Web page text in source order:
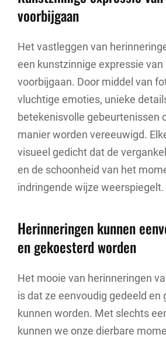
voorbijgaan
Het vastleggen van
een kunstzinnige expressie
voorbijgaan. Door middel van
vluchtige emoties, unieke
betekenisvolle gebeurtenissen
manier worden vereeuwigd.
visueel gedicht dat de
en de schoonheid van het
indringende wijze weerspiegelt.
Herinneringen kunnen
en gekoesterd worden
Het mooie van herinneringen
is dat ze eenvoudig gedeeld en
kunnen worden. Met slechts
kunnen we onze dierbare